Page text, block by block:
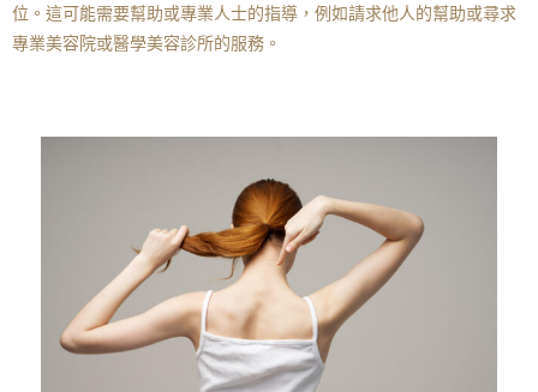
位。這可能需要幫助或專業人士的指導，例如請求他人的幫助或尋求
專業美容院或醫學美容診所的服務。